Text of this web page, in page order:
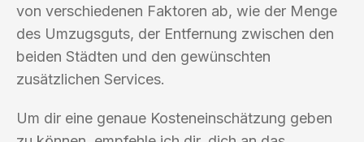
von verschiedenen Faktoren ab, wie der Menge
des Umzugsguts, der Entfernung zwischen den
beiden Städten und den gewünschten
zusätzlichen Services.
Um dir eine genaue Kosteneinschätzung geben